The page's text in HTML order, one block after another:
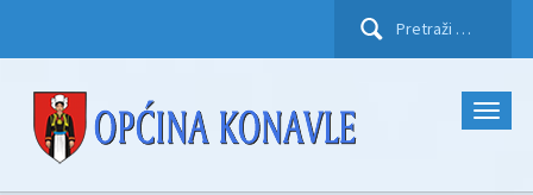
Pretraži: